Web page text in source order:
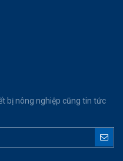
bị nông nghiệp cũng tin tức